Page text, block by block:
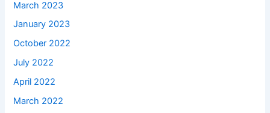
March 2023
January 2023
October 2022
July 2022
April 2022
March 2022